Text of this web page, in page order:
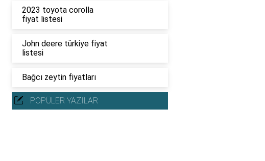
2023 toyota corolla
fiyat listesi
John deere türkiye fiyat
listesi
Bağcı zeytin fiyatları
POPÜLER YAZILAR